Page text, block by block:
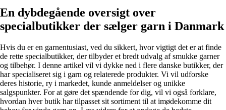
En dybdegående oversigt over
specialbutikker der sælger garn i Danmark
Hvis du er en garnentusiast, ved du sikkert, hvor vigtigt det er at finde
de rette specialbutikker, der tilbyder et bredt udvalg af smukke garner
og tilbehør. I denne artikel vil vi dykke ned i flere danske butikker, der
har specialiseret sig i garn og relaterede produkter. Vi vil udforske
deres historie, ry i markedet, kunde anmeldelser og unikke
salgspunkter. For at gøre det spændende for dig, vil vi også forklare,
hvordan hver butik har tilpasset sit sortiment til at imødekomme dit